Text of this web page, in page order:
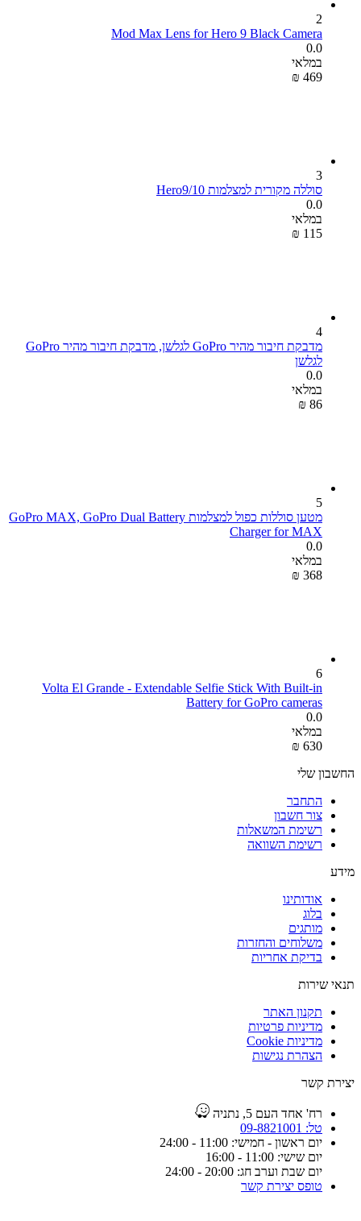
2
Mod Max Lens for Hero 9 Black Camera
0.0
במלאי
₪ ‍469‍
3
סוללה מקורית למצלמות Hero9/10
0.0
במלאי
₪ ‍115‍
4
מדבקת חיבור מהיר GoPro לגלשן, מדבקת חיבור מהיר GoPro
לגלשן
0.0
במלאי
₪ ‍86‍
5
מטען סוללות כפול למצלמות GoPro MAX, GoPro Dual Battery
Charger for MAX
0.0
במלאי
₪ ‍368‍
6
Volta El Grande - Extendable Selfie Stick With Built-in
Battery for GoPro cameras
0.0
במלאי
₪ ‍630‍
החשבון שלי
התחבר
צור חשבון
רשימת המשאלות
רשימת השוואה
מידע
אודותינו
בלוג
מותגים
משלוחים והחזרות
בדיקת אחריות
תנאי שירות
תקנון האתר
מדיניות פרטיות
מדיניות Cookie
הצהרת נגישות
יצירת קשר
רח' אחד העם 5, נתניה
טל: 09-8821001
יום ראשון - חמישי: 11:00 - 24:00
יום שישי: 11:00 - 16:00
יום שבת וערב חג: 20:00 - 24:00
טופס יצירת קשר